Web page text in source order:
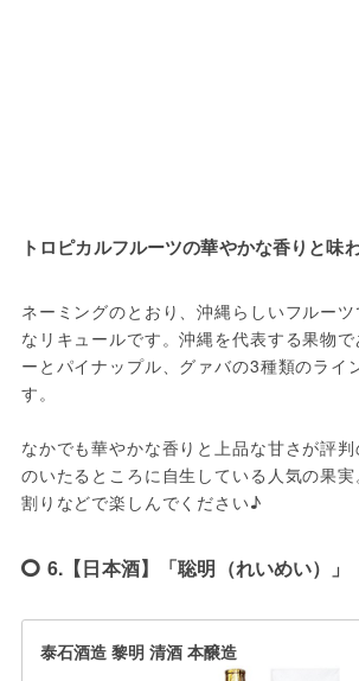
トロピカルフルーツの華やかな香りと味
ネーミングのとおり、沖縄らしいフルー
なリキュールです。沖縄を代表する果物
ーとパイナップル、グァバの3種類のライ
す。
なかでも華やかな香りと上品な甘さが評
のいたるところに自生している人気の果
割りなどで楽しんでください♪
6.【日本酒】「聡明（れいめい）」
泰石酒造 黎明 清酒 本醸造